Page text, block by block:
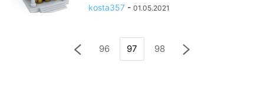
kosta357 - 01.05.2021
96 97 98